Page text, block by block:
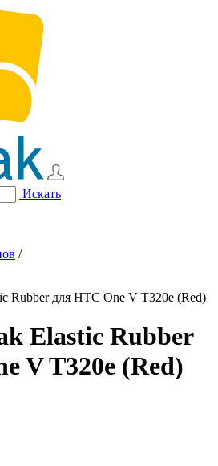
Искать
/
Rubber для HTC One V T320e (Red)
Elastic Rubber
V T320e (Red)